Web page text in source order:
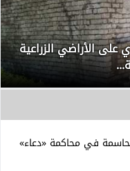
26 حالة تعدي على الأراضي الزراعية
في محاكمة «دعاء»